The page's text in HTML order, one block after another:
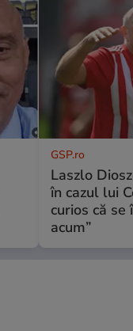
GSP.ro
Laszlo
în cazul lui
curios că
acum”